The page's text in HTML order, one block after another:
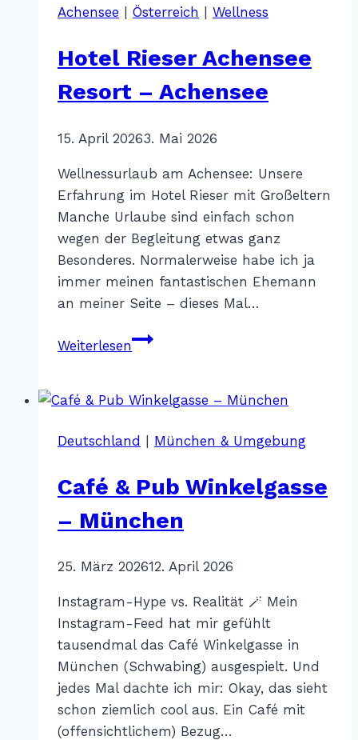
Achensee
Österreich Wellness
Hotel Rieser Achensee
Resort – Achensee
VonKatharina
15. April 20263. Mai 2026
Wellnessurlaub am Achensee: Unsere
Erfahrung im Hotel Rieser mit Großeltern
Manche Urlaube sind einfach schon
wegen der Begleitung etwas ganz
Besonderes. Normalerweise habe ich ja
immer meinen fantastischen Ehemann
an meiner Seite – dieses Mal…
WeiterlesenHotel
Resort
Achensee
Deutschland | München & Umgebung
Café & Pub Winkelgasse
– München
VonKatharina
25. März 202612. April 2026
Instagram-Hype vs. Realität 🪄 Mein
Instagram-Feed hat mir gefühlt
tausendmal das Café Winkelgasse in
München (Schwabing) ausgespielt. Und
jedes Mal dachte ich mir: Okay, das sieht
schon ziemlich cool aus. Ein Café mit
(offensichtlichem) Bezug…